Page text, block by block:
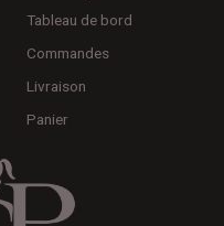
Tableau de bord
Commandes
Livraison
Panier